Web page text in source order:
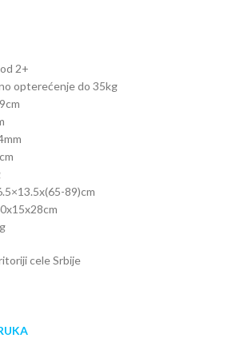
2+
opterećenje do 35kg
89)cm
cele Srbije